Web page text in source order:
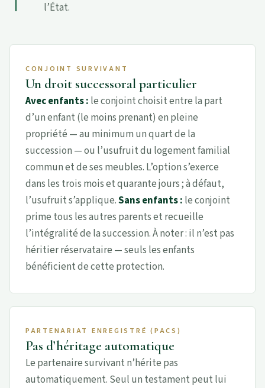
l’État.
CONJOINT SURVIVANT
Un droit successoral particulier
Avec enfants : le conjoint choisit entre la part
d’un enfant (le moins prenant) en pleine
propriété — au minimum un quart de la
succession — ou l’usufruit du logement familial
commun et de ses meubles. L’option s’exerce
dans les trois mois et quarante jours ; à défaut,
l’usufruit s’applique.Sans enfants : le conjoint
prime tous les autres parents et recueille
l’intégralité de la succession. À noter : il n’est pas
héritier réservataire — seuls les enfants
bénéficient de cette protection.
PARTENARIAT ENREGISTRÉ (PACS)
Pas d’héritage automatique
Le partenaire survivant n’hérite pas
automatiquement. Seul un testament peut lui